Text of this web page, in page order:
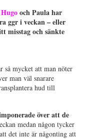
Hugooch Paula har
ggr i veckan – eller
misstag och sänkte
så mycket att man nöter
man väl snarare
hud till
över att de
medan någon tycker
det inte är någonting att